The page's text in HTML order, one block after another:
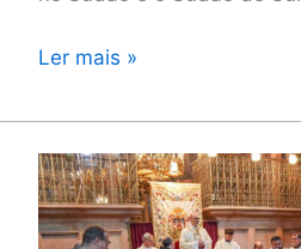
Ler mais »
Patriarca
latino
rejeita